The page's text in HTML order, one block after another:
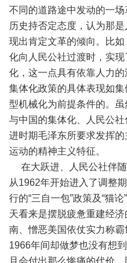
不同的道路途中发动的一
历史持否定态度，认为那
现出肯定文革的倾向。比
化向人民公社过渡时，实
化，这一点具有依靠人力
集体化政策的具体表现如
型机械化为前提条件的。
与中国的集体化、人民公
进时期毛泽东所要求发挥
运动的精神主义特征。
在大跃进、人民公社伴随
从1962年开始进入了调整
行的“三自一包”政策及“猫
天看来是摆脱疲惫重建经
南、憎恶美国依仗实力称霸
1966年间却做梦也没有想
且会付出那么惨痛的代价